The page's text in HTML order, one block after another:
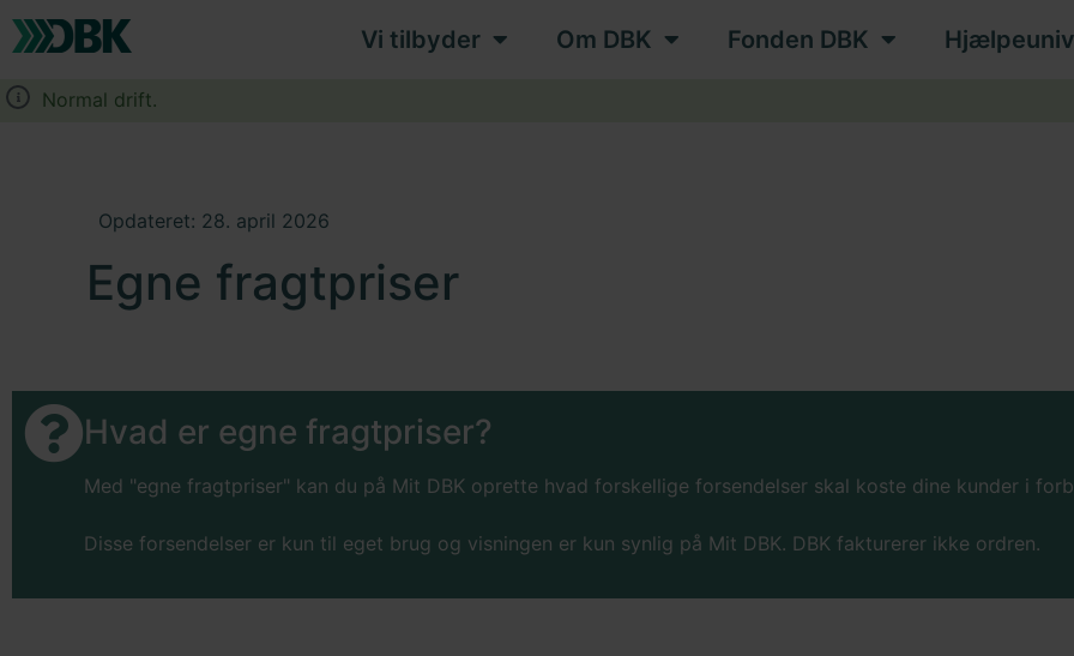
Vi tilbyder Om DBK Fonden DBK
Normal drift.
Opdateret: 28. april 2026
Egne fragtpriser
Hvad er egne fragtpriser?
Med "egne fragtpriser" kan du på Mit DBK oprette hvad forskellige forsendelser skal koste dine kunder i
Disse forsendelser er kun til eget brug og visningen er kun synlig på Mit DBK. DBK fakturerer ikke ordren.